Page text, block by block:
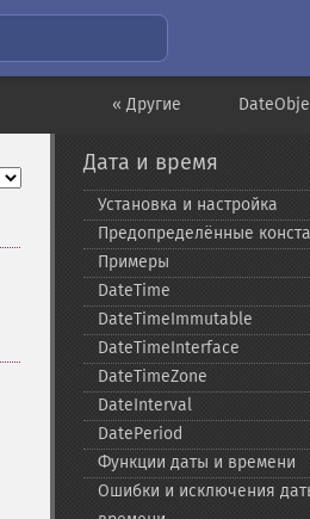
« Другие
Дата и время
Установка и настройка
Предопределённые
Примеры
DateTime
DateTimeImmutable
DateTimeInterface
DateTimeZone
DateInterval
DatePeriod
Функции даты и времени
Ошибки и исключения